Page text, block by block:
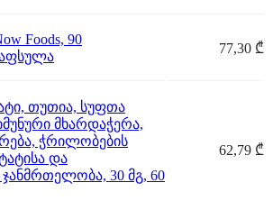
Foods, 90
77,30 ₾
თუთია, სუფთა
მხარდაჭერა,
ჭრილობების
და
30 მგ, 60
62,79 ₾